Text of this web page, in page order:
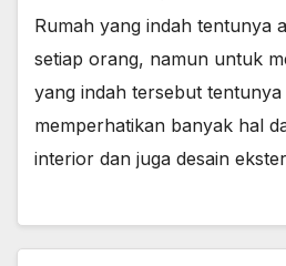
Rumah yang indah tentunya
setiap orang, namun untuk
yang indah tersebut
memperhatikan banyak hal
interior dan juga desain